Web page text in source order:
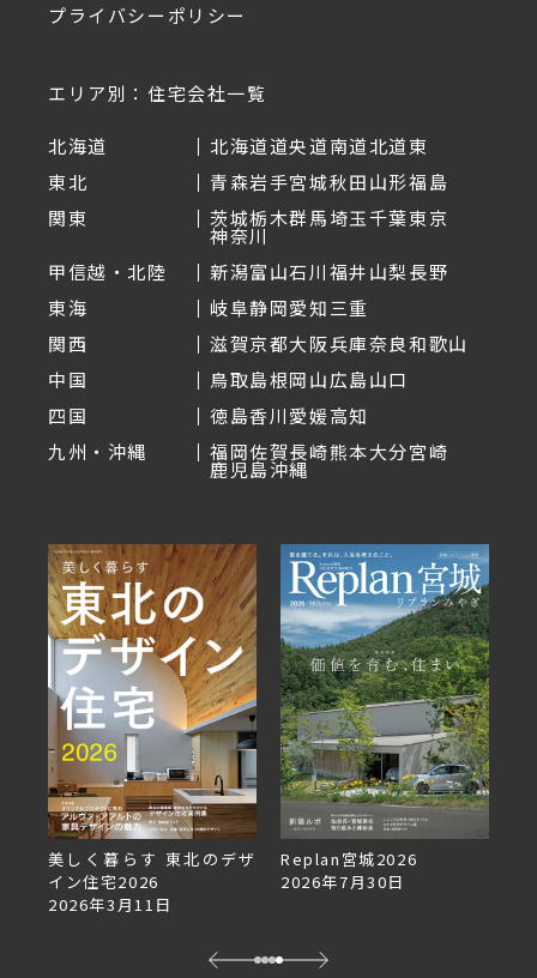
プライバシーポリシー
エリア別：住宅会社一覧
北海道 北海道道央道南道北道東
東北
青森岩手宮城秋田山形福島
関東
茨城栃木群馬埼玉千葉東京
神奈川
甲信越・北陸
新潟富山石川福井山梨長野
東海
岐阜静岡愛知三重
関西
滋賀京都大阪兵庫奈良和歌山
中国
鳥取島根岡山広島山口
四国
徳島香川愛媛高知
九州・沖縄
福岡佐賀長崎熊本大分宮崎
鹿児島沖縄
美しく暮らす 東北のデザ
イン住宅2026
2026年3月11日
Replan宮城2026
2026年7月30日